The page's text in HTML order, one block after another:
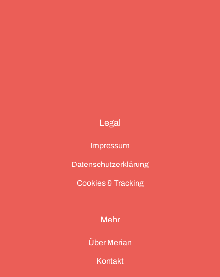
Legal
Impressum
Datenschutzerklärung
Cookies & Tracking
Mehr
Über Merian
Kontakt